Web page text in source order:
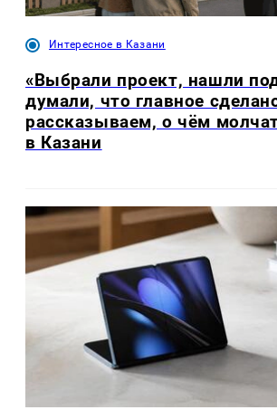
Интересное в Казани
«Выбрали проект, нашли
думали, что главное
рассказываем, о чём
в Казани